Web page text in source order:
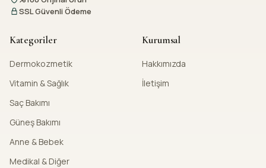
SSL Güvenli Ödeme
Kategoriler
Dermokozmetik
Vitamin & Sağlık
Saç Bakımı
Güneş Bakımı
Anne & Bebek
Medikal & Diğer
Kurumsal
Hakkımızda
İletişim